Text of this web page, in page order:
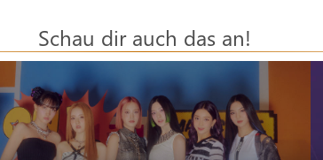
Schau dir auch das an!